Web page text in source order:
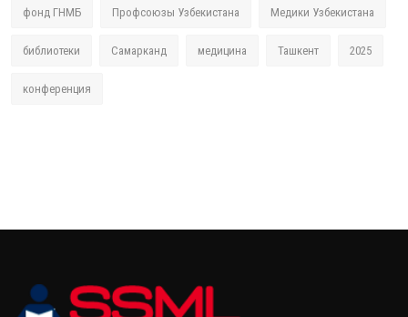
фонд ГНМБ Профсоюзы Узбекистана Медики Узбекистана
библиотеки Самарканд медицина Ташкент 2025
конференция